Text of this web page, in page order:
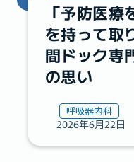
「予防医
を持って取
間ドック専
の思い
呼吸器内科
2026年6月22日